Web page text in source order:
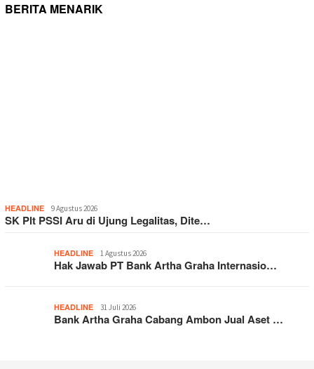
BERITA MENARIK
HEADLINE 9 Agustus 2026
SK Plt PSSI Aru di Ujung Legalitas, Dite…
HEADLINE 1 Agustus 2026
Hak Jawab PT Bank Artha Graha Internasio…
HEADLINE 31 Juli 2026
Bank Artha Graha Cabang Ambon Jual Aset …